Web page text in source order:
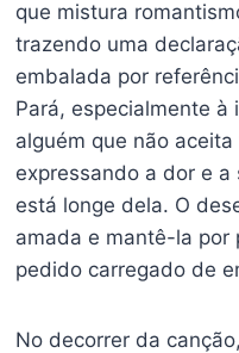
que mistura
trazendo uma
embalada por
Pará, especialmente
alguém que não
expressando a dor e
está longe dela. O
amada e mantê-la por
pedido carregado de
No decorrer da